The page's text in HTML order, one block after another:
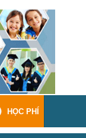
HỌC PHÍ